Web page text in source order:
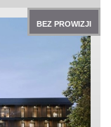
BEZ PROWIZJI